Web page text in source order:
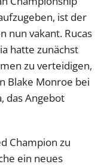
ist der
nun vakant. Rucas
hatte zunächst
zu verteidigen,
Blake Monroe bei
das Angebot
Champion zu
ein neues